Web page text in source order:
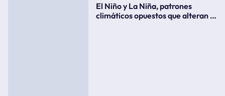
El Niño y La Niña, patrones
climáticos opuestos que alteran la